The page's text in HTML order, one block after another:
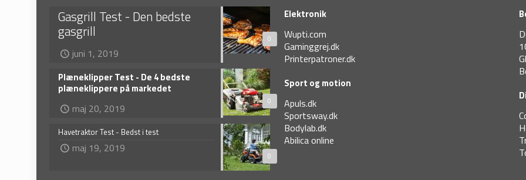
0
Gasgrill Test - Den bedste
gasgrill
juni 1, 2019
0
Plæneklipper Test - De 4 bedste
plæneklippere på markedet
maj 20, 2019
0
Havetraktor Test - Bedst i test
maj 19, 2019
Elektronik
Wupti.com
Gaminggrej.dk
Printerpatroner.dk
Sport og motion
Apuls.dk
Sportsway.dk
Bodylab.dk
Abilica online